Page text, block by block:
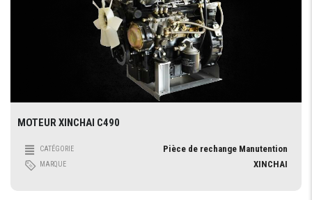
MOTEUR XINCHAI C490
CATÉGORIE Pièce de rechange Manutention
MARQUE XINCHAI